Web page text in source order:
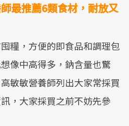
最推薦6類食材，耐放又
糧，方便的即食品和調理包
像中高得多，鈉含量也驚
敏敏營養師列出大家常採買
，大家採買之前不妨先參